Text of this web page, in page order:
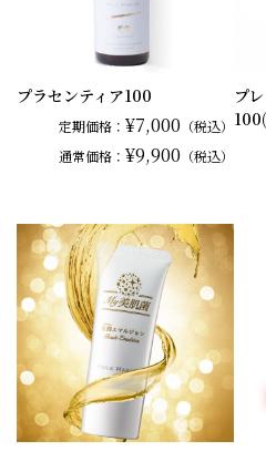
プラセンティア100
定期価格：¥7,000 （税込）
通常価格：¥9,900 （税込）
プ